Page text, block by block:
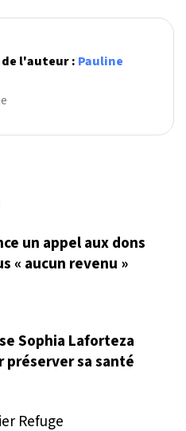
l'auteur : Pauline
un appel aux dons
« aucun revenu »
Sophia Laforteza
sa santé